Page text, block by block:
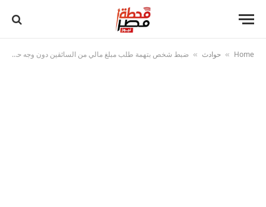
Home
» حوادث » ضبط شخص بتهمة طلب مبلغ مالي من السائقين دون وجه حق بالجيزة